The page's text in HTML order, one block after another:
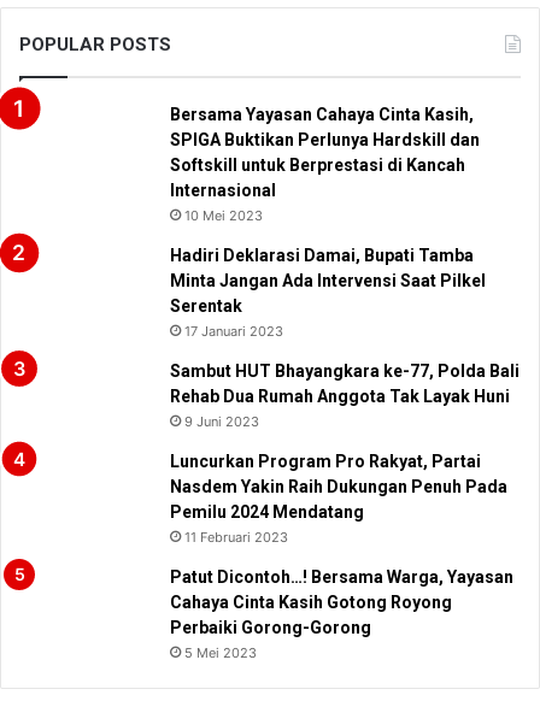
POPULAR POSTS
Bersama Yayasan Cahaya Cinta Kasih,
SPIGA Buktikan Perlunya Hardskill dan
Softskill untuk Berprestasi di Kancah
Internasional
10 Mei 2023
Hadiri Deklarasi Damai, Bupati Tamba
Minta Jangan Ada Intervensi Saat Pilkel
Serentak
17 Januari 2023
Sambut HUT Bhayangkara ke-77, Polda Bali
Rehab Dua Rumah Anggota Tak Layak Huni
9 Juni 2023
Luncurkan Program Pro Rakyat, Partai
Nasdem Yakin Raih Dukungan Penuh Pada
Pemilu 2024 Mendatang
11 Februari 2023
Patut Dicontoh…! Bersama Warga, Yayasan
Cahaya Cinta Kasih Gotong Royong
Perbaiki Gorong-Gorong
5 Mei 2023